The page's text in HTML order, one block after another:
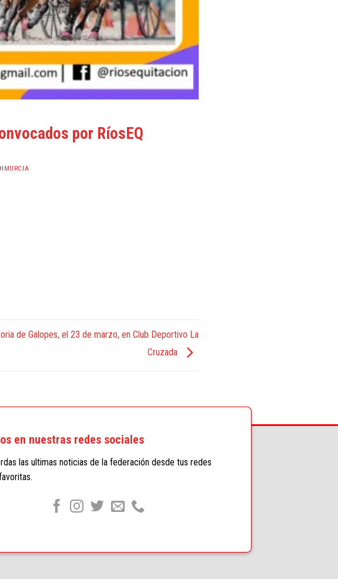
por RíosEQ
de Galopes, el 23 de marzo, en Club Deportivo La
Cruzada
en nuestras redes sociales
las ultimas noticias de la federación desde tus redes